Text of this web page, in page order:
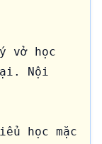
vở học
Nội
học mặc